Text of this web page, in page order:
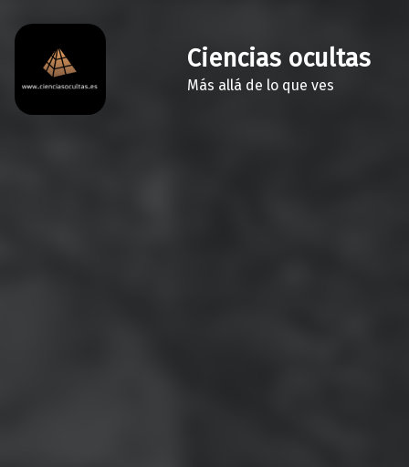
Ciencias ocultas
Más allá de lo que ves